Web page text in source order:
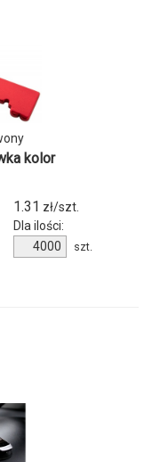
kolor
1.31 zł/szt.
Dla ilości:
Ilość
produktu
szt.